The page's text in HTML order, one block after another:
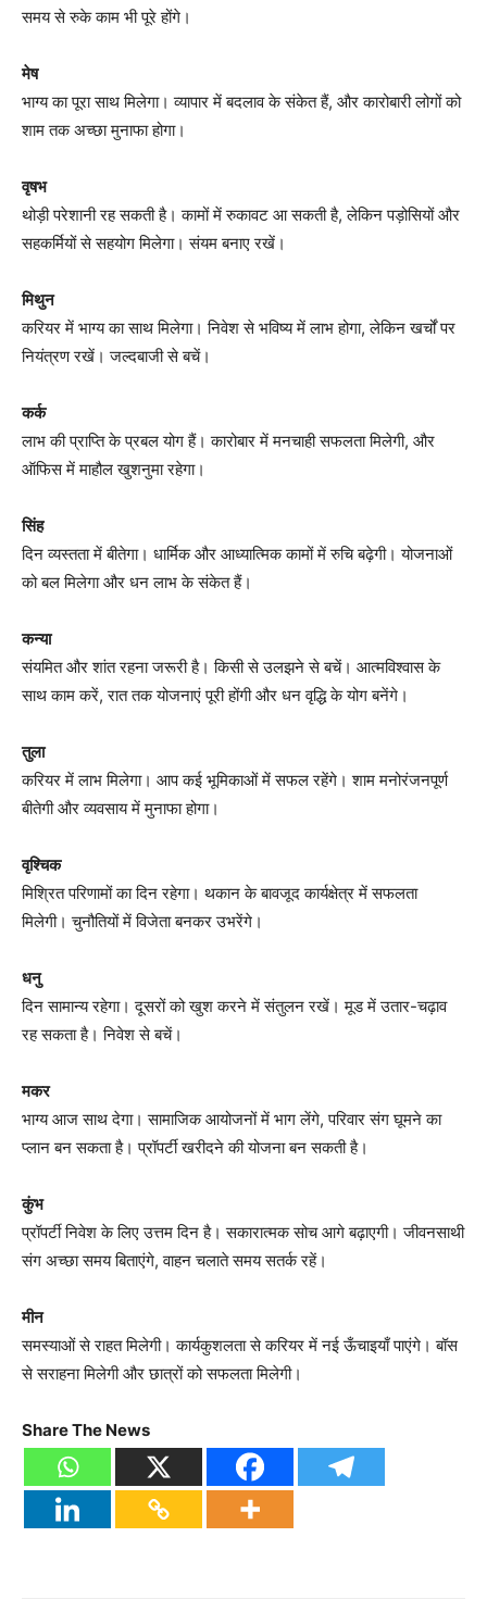
समय से रुके काम भी पूरे होंगे।
मेष
भाग्य का पूरा साथ मिलेगा। व्यापार में बदलाव के संकेत हैं, और कारोबारी लोगों को
शाम तक अच्छा मुनाफा होगा।
वृषभ
थोड़ी परेशानी रह सकती है। कामों में रुकावट आ सकती है, लेकिन पड़ोसियों और
सहकर्मियों से सहयोग मिलेगा। संयम बनाए रखें।
मिथुन
करियर में भाग्य का साथ मिलेगा। निवेश से भविष्य में लाभ होगा, लेकिन खर्चों पर
नियंत्रण रखें। जल्दबाजी से बचें।
कर्क
लाभ की प्राप्ति के प्रबल योग हैं। कारोबार में मनचाही सफलता मिलेगी, और
ऑफिस में माहौल खुशनुमा रहेगा।
सिंह
दिन व्यस्तता में बीतेगा। धार्मिक और आध्यात्मिक कामों में रुचि बढ़ेगी। योजनाओं
को बल मिलेगा और धन लाभ के संकेत हैं।
कन्या
संयमित और शांत रहना जरूरी है। किसी से उलझने से बचें। आत्मविश्वास के
साथ काम करें, रात तक योजनाएं पूरी होंगी और धन वृद्धि के योग बनेंगे।
तुला
करियर में लाभ मिलेगा। आप कई भूमिकाओं में सफल रहेंगे। शाम मनोरंजनपूर्ण
बीतेगी और व्यवसाय में मुनाफा होगा।
वृश्चिक
मिश्रित परिणामों का दिन रहेगा। थकान के बावजूद कार्यक्षेत्र में सफलता
मिलेगी। चुनौतियों में विजेता बनकर उभरेंगे।
धनु
दिन सामान्य रहेगा। दूसरों को खुश करने में संतुलन रखें। मूड में उतार-चढ़ाव
रह सकता है। निवेश से बचें।
मकर
भाग्य आज साथ देगा। सामाजिक आयोजनों में भाग लेंगे, परिवार संग घूमने का
प्लान बन सकता है। प्रॉपर्टी खरीदने की योजना बन सकती है।
कुंभ
प्रॉपर्टी निवेश के लिए उत्तम दिन है। सकारात्मक सोच आगे बढ़ाएगी। जीवनसाथी
संग अच्छा समय बिताएंगे, वाहन चलाते समय सतर्क रहें।
मीन
समस्याओं से राहत मिलेगी। कार्यकुशलता से करियर में नई ऊँचाइयाँ पाएंगे। बॉस
से सराहना मिलेगी और छात्रों को सफलता मिलेगी।
Share The News